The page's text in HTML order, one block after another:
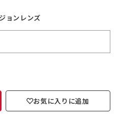
ョンレンズ
お気に入りに追加